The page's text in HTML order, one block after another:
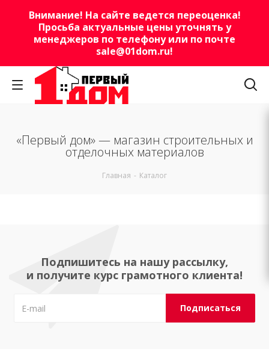
Внимание! На сайте ведется переоценка!
Просьба актуальные цены уточнять у
менеджеров по телефону или по почте
sale@01dom.ru!
«Первый дом» — магазин строительных и
отделочных материалов
Главная - Каталог
Подпишитесь на нашу рассылку,
и получите курс грамотного клиента!